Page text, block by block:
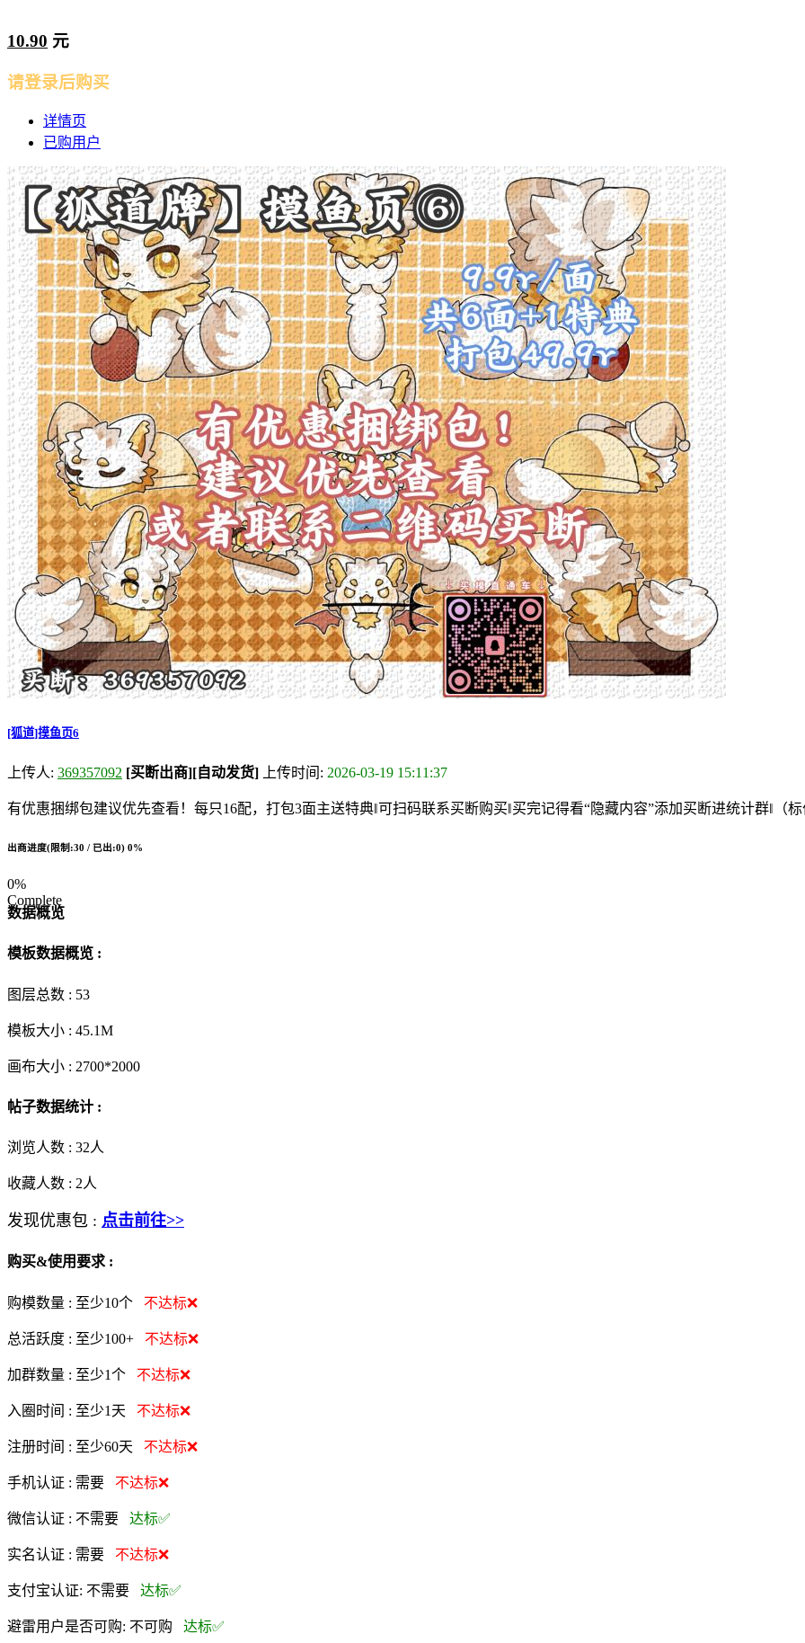
10.90 元
请登录后购买
详情页
已购用户
[狐道]摸鱼页6
上传人: 369357092 [买断出商][自动发货] 上传时间: 2026-03-19 15:11:37
有优惠捆绑包建议优先查看！每只16配，打包3面主送特典‖可扫码联系买断购买‖买完记得看“隐藏内容”添加买断进统计群‖（标
出商进度(限制:30 / 已出:0) 0%
0%
Complete
数据概览
模板数据概览 :
图层总数 : 53
模板大小 : 45.1M
画布大小 : 2700*2000
帖子数据统计 :
浏览人数 : 32人
收藏人数 : 2人
发现优惠包 : 点击前往>>
购买&使用要求 :
购模数量 : 至少10个 不达标❌
总活跃度 : 至少100+ 不达标❌
加群数量 : 至少1个 不达标❌
入圈时间 : 至少1天 不达标❌
注册时间 : 至少60天 不达标❌
手机认证 : 需要 不达标❌
微信认证 : 不需要 达标✅
实名认证 : 需要 不达标❌
支付宝认证: 不需要 达标✅
避雷用户是否可购: 不可购 达标✅